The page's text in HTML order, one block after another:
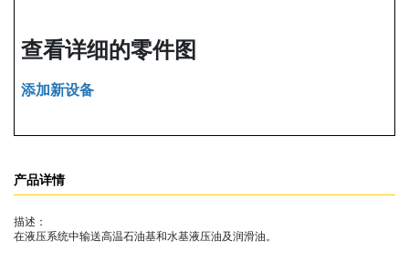
查看详细的零件图
添加新设备
产品详情
描述：
在液压系统中输送高温石油基和水基液压油及润滑油。